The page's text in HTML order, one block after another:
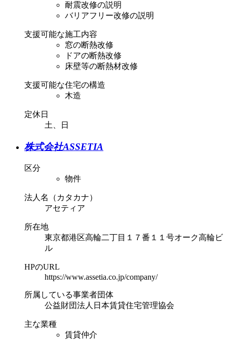
耐震改修の説明
バリアフリー改修の説明
支援可能な施工内容
窓の断熱改修
ドアの断熱改修
床壁等の断熱材改修
支援可能な住宅の構造
木造
定休日
土、日
株式会社ASSETIA
区分
物件
法人名（カタカナ）
アセティア
所在地
東京都港区高輪二丁目１７番１１号オーク高輪ビ
ル
HPのURL
https://www.assetia.co.jp/company/
所属している事業者団体
公益財団法人日本賃貸住宅管理協会
主な業種
賃貸仲介